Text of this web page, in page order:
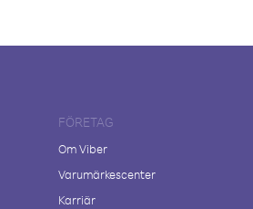
FÖRETAG
Om Viber
Varumärkescenter
Karriär